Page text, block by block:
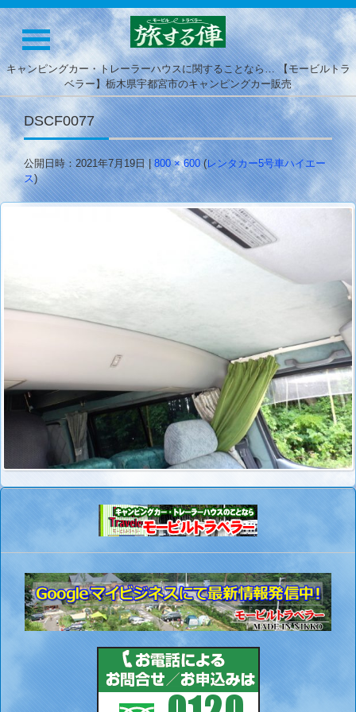
キャンピングカー・トレーラーハウスに関することなら… 【モービルトラ
ベラー】栃木県宇都宮市のキャンピングカー販売
DSCF0077
公開日時：2021年7月19日|800 × 600(レンタカー5号車ハイエー
ス)